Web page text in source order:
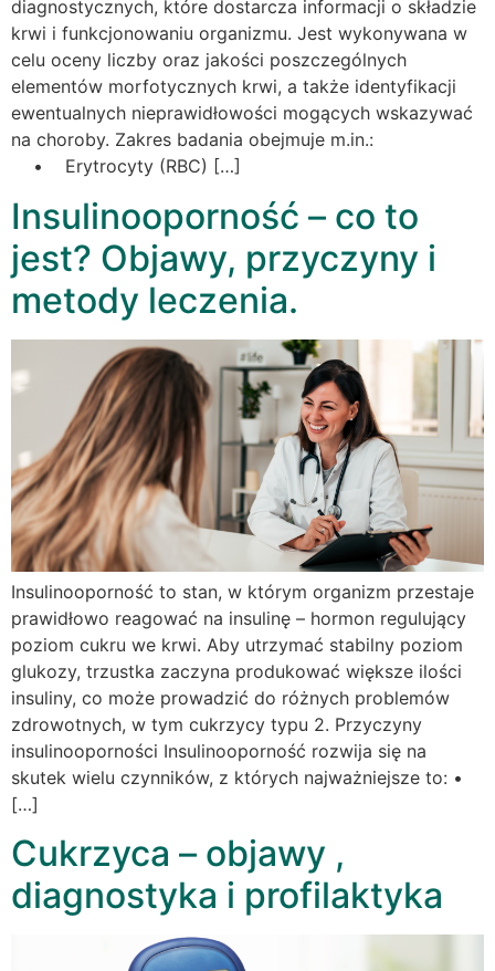
diagnostycznych, które dostarcza informacji o składzie
krwi i funkcjonowaniu organizmu. Jest wykonywana w
celu oceny liczby oraz jakości poszczególnych
elementów morfotycznych krwi, a także identyfikacji
ewentualnych nieprawidłowości mogących wskazywać
na choroby. Zakres badania obejmuje m.in.:
• Erytrocyty (RBC) […]
Insulinooporność – co to
jest? Objawy, przyczyny i
metody leczenia.
Insulinooporność to stan, w którym organizm przestaje
prawidłowo reagować na insulinę – hormon regulujący
poziom cukru we krwi. Aby utrzymać stabilny poziom
glukozy, trzustka zaczyna produkować większe ilości
insuliny, co może prowadzić do różnych problemów
zdrowotnych, w tym cukrzycy typu 2. Przyczyny
insulinooporności Insulinooporność rozwija się na
skutek wielu czynników, z których najważniejsze to: •
[…]
Cukrzyca – objawy ,
diagnostyka i profilaktyka